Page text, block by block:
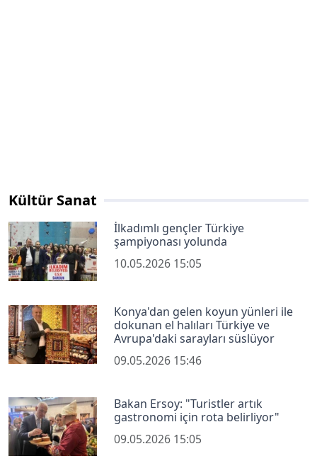
Kültür Sanat
İlkadımlı gençler Türkiye
şampiyonası yolunda
10.05.2026 15:05
Konya'dan gelen koyun yünleri ile
dokunan el halıları Türkiye ve
Avrupa'daki sarayları süslüyor
09.05.2026 15:46
Bakan Ersoy: "Turistler artık
gastronomi için rota belirliyor"
09.05.2026 15:05